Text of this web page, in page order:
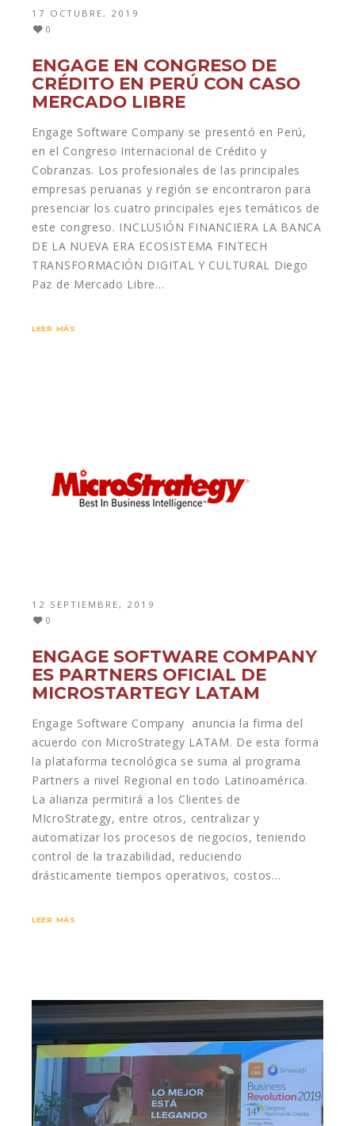
17 OCTUBRE, 2019
0
ENGAGE EN CONGRESO DE
CRÉDITO EN PERÚ CON CASO
MERCADO LIBRE
Engage Software Company se presentó en Perú,
en el Congreso Internacional de Crédito y
Cobranzas. Los profesionales de las principales
empresas peruanas y región se encontraron para
presenciar los cuatro principales ejes temáticos de
este congreso. INCLUSIÓN FINANCIERA LA BANCA
DE LA NUEVA ERA ECOSISTEMA FINTECH
TRANSFORMACIÓN DIGITAL Y CULTURAL Diego
Paz de Mercado Libre…
LEER MÁS
12 SEPTIEMBRE, 2019
0
ENGAGE SOFTWARE COMPANY
ES PARTNERS OFICIAL DE
MICROSTARTEGY LATAM
Engage Software Company anuncia la firma del
acuerdo con MicroStrategy LATAM. De esta forma
la plataforma tecnológica se suma al programa
Partners a nivel Regional en todo Latinoamérica.
La alianza permitirá a los Clientes de
MIcroStrategy, entre otros, centralizar y
automatizar los procesos de negocios, teniendo
control de la trazabilidad, reduciendo
drásticamente tiempos operativos, costos…
LEER MÁS